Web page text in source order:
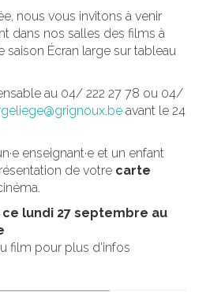
nous vous invitons à venir
dans nos salles des films à
saison Écran large sur tableau
au 04/ 222 27 78 ou 04/
avant le 24
enseignant·e et un enfant
de votre carte
lundi 27 septembre au
film pour plus d'infos